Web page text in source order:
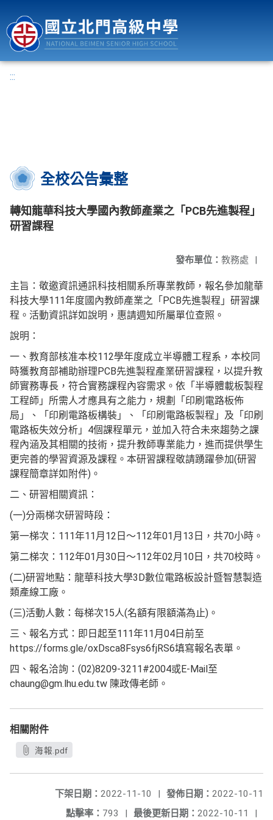
:::
全校公告彙整
轉知龍華科技大學國內教師產業之「PCB先進製程」
研習課程
發布單位： 教務處 |
主旨：敬邀資訊通訊科技相關系所專業教師，報名參加龍華
科技大學111年度國內教師產業之「PCB先進製程」研習課
程。活動資訊詳如說明，惠請週知所屬單位查照。
說明：
一、教育部核准本校112學年度成立半導體工程系，本校同
時獲教育部補助辦理PCB先進製程產業研習課程，以提升教
師實務專長，符合實務課程內容需求。依「半導體載板製程
工程師」所需人才應具有之能力，規劃「印刷電路板佈
局」、「印刷電路板構裝」、「印刷電路板製程」及「印刷
電路板失效分析」4個課程單元，並加入符合未來趨勢之課
程內涵及其相關的技術，提升教師專業能力，進而提供學生
更完善的學習資源及課程。本研習課程敬請踴躍參加(研習
課程簡章詳如附件)。
二、研習相關資訊：
(一)分兩梯次研習時段：
第一梯次：111年11月12日～112年01月13日，共70小時。
第二梯次：112年01月30日～112年02月10日，共70校時。
(二)研習地點：龍華科技大學3D數位電路板設計暨智慧製造
類產線工廠。
(三)活動人數：每梯次15人(名額有限額滿為止)。
三、報名方式：即日起至111年11月04日前至
https://forms.gle/oxDsca8Fsys6fjRS6填寫報名表單。
四、報名洽詢：(02)8209-3211#2004或E-Mail至
chaung@gm.lhu.edu.tw 陳政傳老師。
相關附件
海報.pdf
發佈日期： 2022-10-11
下架日期： 2022-11-10
|
最後更新日期： 2022-10-11 |
點擊率： 793 |